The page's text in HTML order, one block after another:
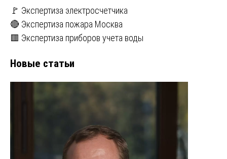
🚩 Экспертиза электросчетчика
🔴 Экспертиза пожара Москва
🟥 Экспертиза приборов учета воды
Новые статьи